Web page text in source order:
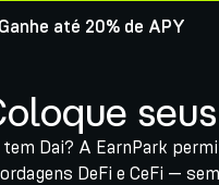
Ganhe até 20% de APY
tem Dai? A EarnPark
DeFi e CeFi —